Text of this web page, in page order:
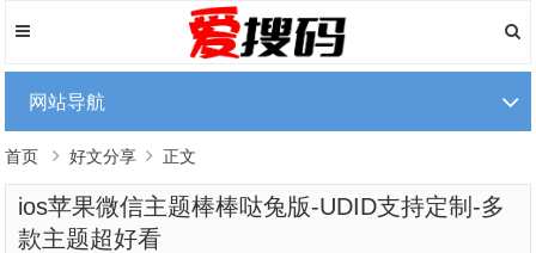
网站导航
首页 好文分享 正文
ios苹果微信主题棒棒哒兔版-UDID支持定制-多
款主题超好看